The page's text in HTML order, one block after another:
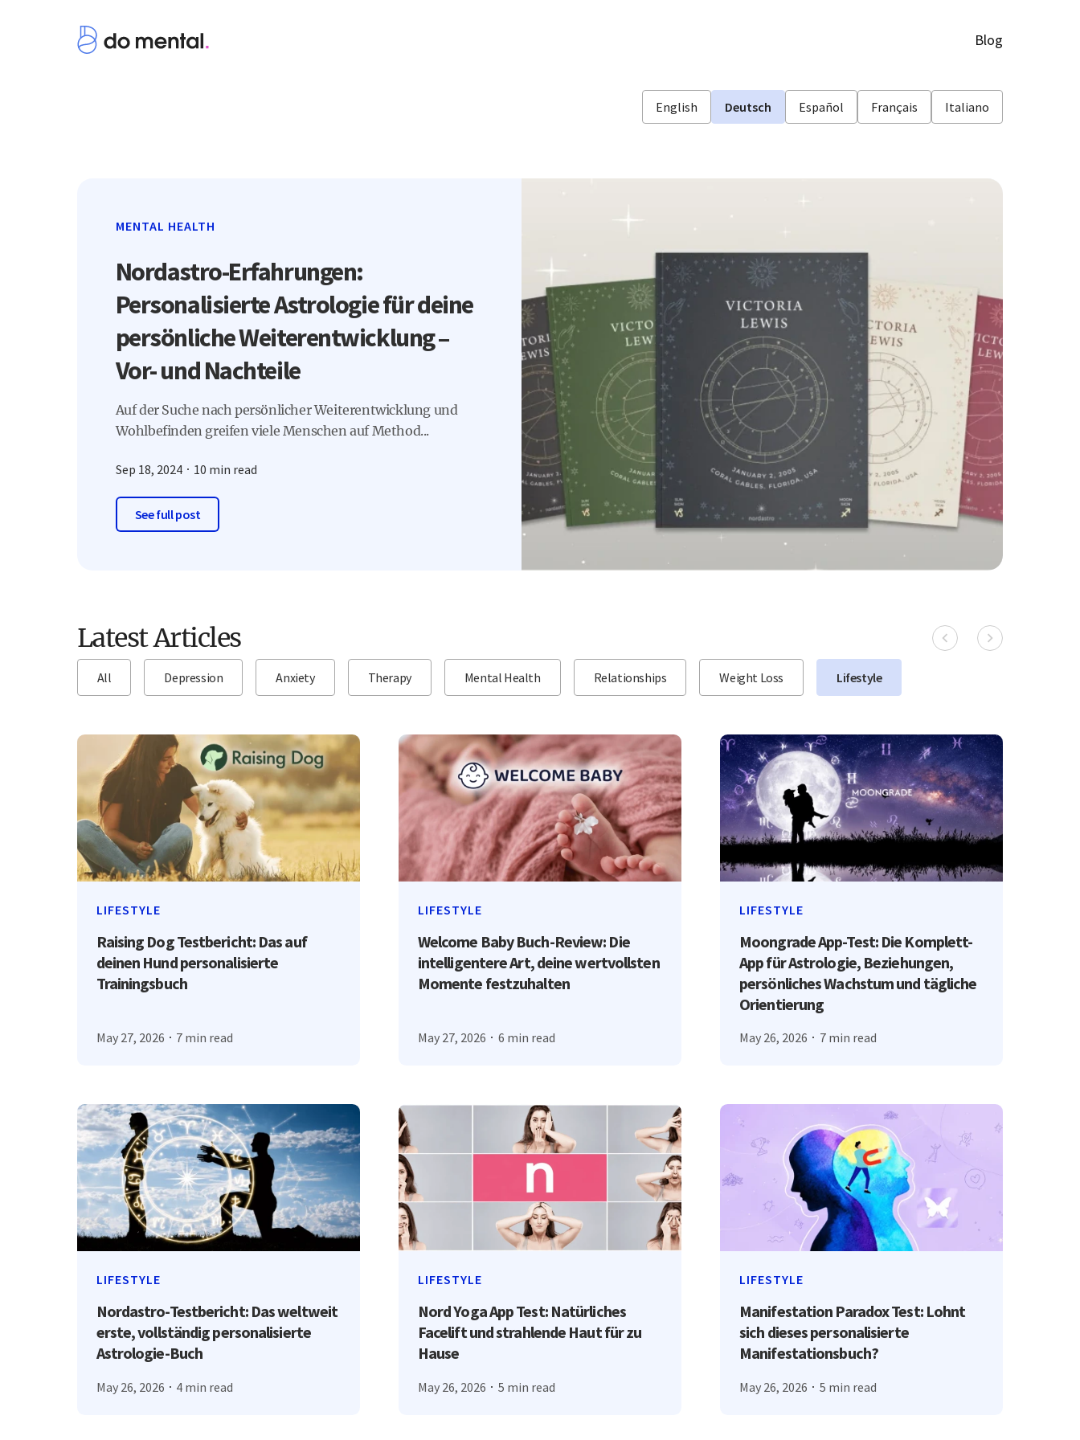
Blog
English Deutsch Español Français Italiano
MENTAL HEALTH
Nordastro-Erfahrungen:
Personalisierte Astrologie für deine
persönliche Weiterentwicklung –
Vor- und Nachteile
Auf der Suche nach persönlicher Weiterentwicklung und
Wohlbefinden greifen viele Menschen auf Method...
Sep 18, 2024 10 min read
See full post
Latest Articles
All Depression Anxiety Therapy Mental Health Relationships Weight Loss Lifestyle
LIFESTYLE
Raising Dog Testbericht: Das auf
deinen Hund personalisierte
Trainingsbuch
May 27, 2026 7 min read
LIFESTYLE
Welcome Baby Buch-Review: Die
intelligentere Art, deine wertvollsten
Momente festzuhalten
May 27, 2026 6 min read
LIFESTYLE
Moongrade App-Test: Die Komplett-
App für Astrologie, Beziehungen,
persönliches Wachstum und tägliche
Orientierung
May 26, 2026 7 min read
LIFESTYLE
Nordastro-Testbericht: Das weltweit
erste, vollständig personalisierte
Astrologie-Buch
May 26, 2026 4 min read
LIFESTYLE
Nord Yoga App Test: Natürliches
Facelift und strahlende Haut für zu
Hause
May 26, 2026 5 min read
LIFESTYLE
Manifestation Paradox Test: Lohnt
sich dieses personalisierte
Manifestationsbuch?
May 26, 2026 5 min read